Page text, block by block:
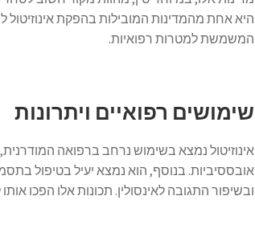
המשמשת למטרות רפואיות.
שימושים רפואיים ויתרונות
אינוזיטול נמצא בשימוש נרחב ברפואה
ובשיפור התגובה לאינסולין. תכונות אלו הפכו